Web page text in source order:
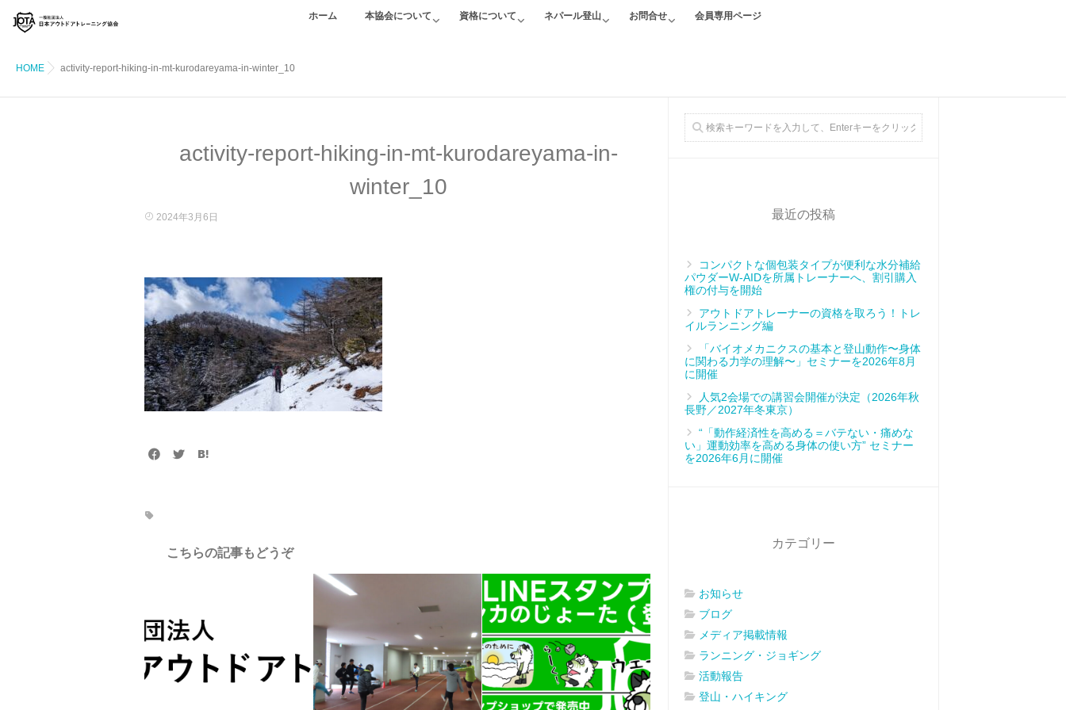
ホーム 本協会について 資格について ネパール登山 お問合せ 会員専用ページ
HOME activity-report-hiking-in-mt-kurodareyama-in-winter_10
activity-report-hiking-in-mt-kurodareyama-in-
winter_10
2024年3月6日
こちらの記事もどうぞ
最近の投稿
コンパクトな個包装タイプが便利な水分補給
パウダーW-AIDを所属トレーナーへ、割引購入
権の付与を開始
アウトドアトレーナーの資格を取ろう！トレ
イルランニング編
「バイオメカニクスの基本と登山動作〜身体
に関わる力学の理解〜」セミナーを2026年8月
に開催
人気2会場での講習会開催が決定（2026年秋
長野／2027年冬東京）
“「動作経済性を高める＝バテない・痛めな
い」運動効率を高める身体の使い方” セミナー
を2026年6月に開催
カテゴリー
お知らせ
ブログ
メディア掲載情報
ランニング・ジョギング
活動報告
登山・ハイキング